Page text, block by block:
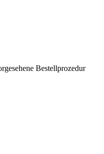
Bestellprozedur